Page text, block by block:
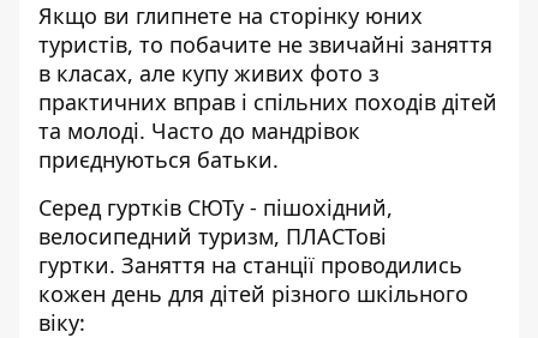
Якщо ви глипнете на сторінку юних
туристів, то побачите не звичайні заняття
в класах, але купу живих фото з
практичних вправ і спільних походів дітей
та молоді. Часто до мандрівок
приєднуються батьки.
Серед гуртків СЮТу - пішохідний,
велосипедний туризм, ПЛАСТові
гуртки. Заняття на станції проводились
кожен день для дітей різного шкільного
віку: